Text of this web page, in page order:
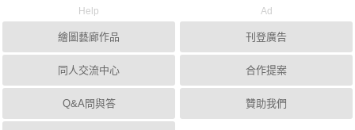
Help
繪圖藝廊作品
同人交流中心
Q&A問與答
Ad
刊登廣告
合作提案
贊助我們